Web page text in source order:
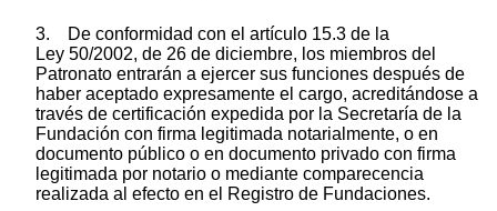
3. De conformidad con el artículo 15.3 de la
Ley 50/2002, de 26 de diciembre, los miembros del
Patronato entrarán a ejercer sus funciones después de
haber aceptado expresamente el cargo, acreditándose a
través de certificación expedida por la Secretaría de la
Fundación con firma legitimada notarialmente, o en
documento público o en documento privado con firma
legitimada por notario o mediante comparecencia
realizada al efecto en el Registro de Fundaciones.